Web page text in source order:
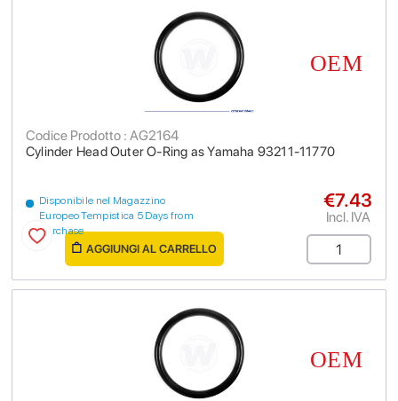
Cylinder Head Outer O-Ring as Yamaha 93211-11770
Codice Prodotto : AG2164
Disponibile nel Magazzino
Europeo Tempistica 5 Days from
purchase
€7.43
Incl. IVA
AGGIUNGI AL CARRELLO